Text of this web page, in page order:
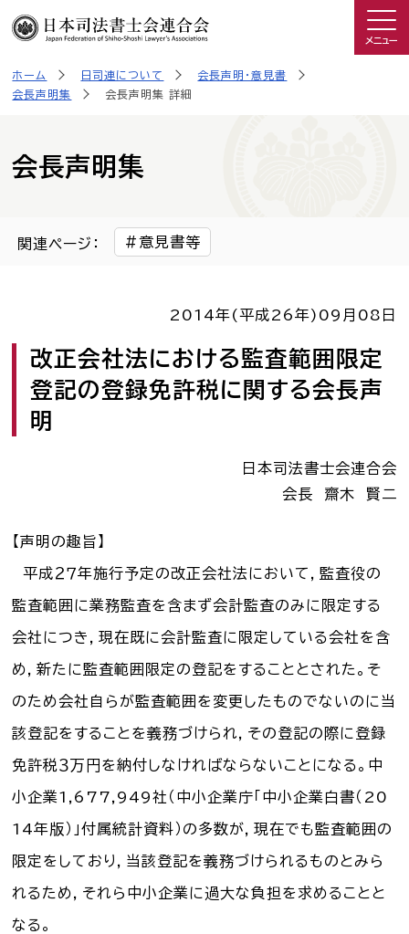
司法書士を知る
広報物・制作物
司法書士に相談したい人へ
司法書士を目指す人へ
司法書士法違反「非司行為」について
情報提供フォーム
しほ～しし ®
司法書士検索
お知らせ一覧
メニュー
ホーム 日司連について
会長声明・意見書
会長声明集
会長声明集 詳細
会長声明集
関連ページ： 意見書等
2014年(平成26年) 09月08日
改正会社法における監査範囲限定
登記の登録免許税に関する会長声
明
日本司法書士会連合会
会長 齋木 賢二
【声明の趣旨】
平成２７年施行予定の改正会社法において，監査役の
監査範囲に業務監査を含まず会計監査のみに限定する
会社につき，現在既に会計監査に限定している会社を含
め，新たに監査範囲限定の登記をすることとされた。そ
のため会社自らが監査範囲を変更したものでないのに当
該登記をすることを義務づけられ，その登記の際に登録
免許税３万円を納付しなければならないことになる。中
小企業1,677,949社（中小企業庁「中小企業白書（20
14年版）」付属統計資料）の多数が，現在でも監査範囲の
限定をしており，当該登記を義務づけられるものとみら
れるため，それら中小企業に過大な負担を求めることと
なる。